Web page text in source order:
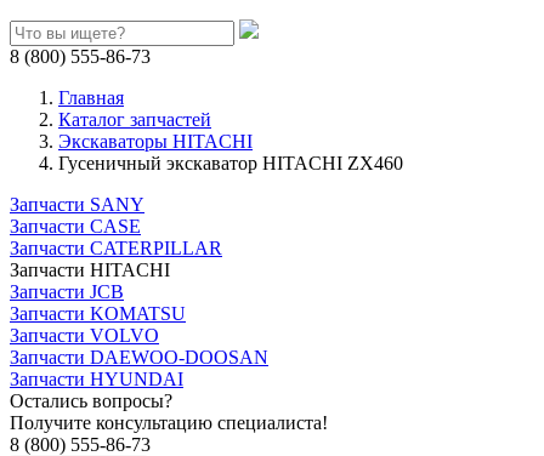
8 (800) 555-86-73
Главная
Каталог запчастей
Экскаваторы HITACHI
Гусеничный экскаватор HITACHI ZX460
Запчасти SANY
Запчасти CASE
Запчасти CATERPILLAR
Запчасти HITACHI
Запчасти JCB
Запчасти KOMATSU
Запчасти VOLVO
Запчасти DAEWOO-DOOSAN
Запчасти HYUNDAI
Остались вопросы?
Получите консультацию специалиста!
8 (800) 555-86-73